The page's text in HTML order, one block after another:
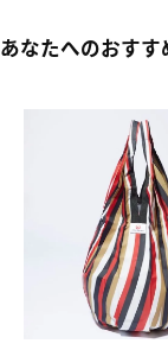
あなたへのおすす